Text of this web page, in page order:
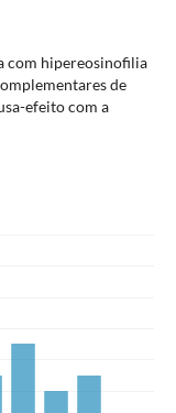
com hipereosinofilia
de
efeito com a